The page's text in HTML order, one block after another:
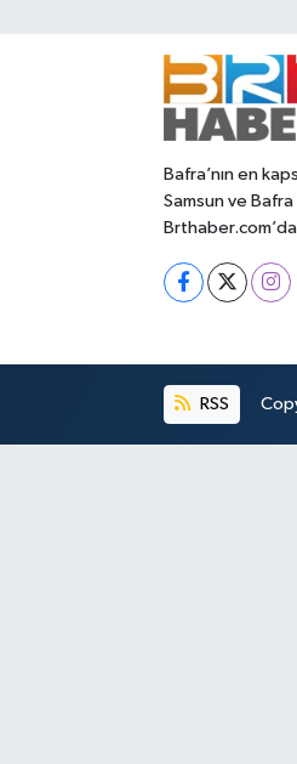
Bafra’nın en
Samsun ve
Brthaber.com’da
RSS